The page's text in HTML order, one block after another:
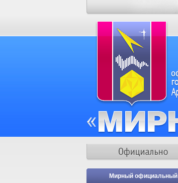
Мирный официальный